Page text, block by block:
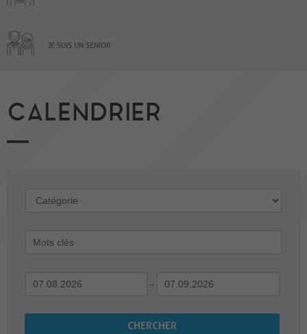
JE SUIS UN SENIOR
CALENDRIER
-